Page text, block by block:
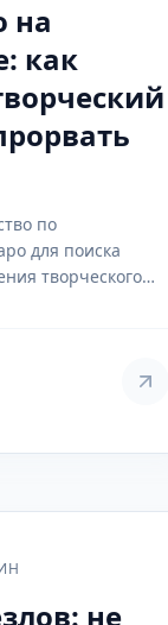
на
как
по
для поиска
творческого
не